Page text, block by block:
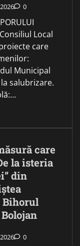
0
Local
care
Municipal
salubrizare.
care
la isteria
din
Bihorul
0